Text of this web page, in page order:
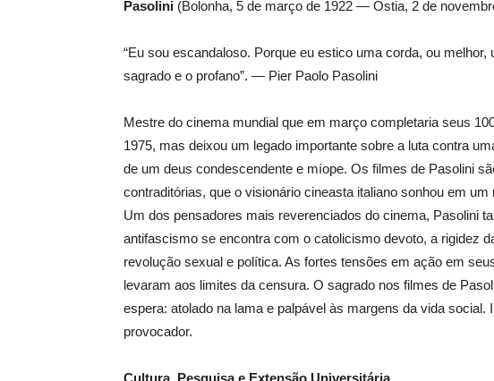
Pasolini (Bolonha, 5 de março de 1922 — Óstia, 2 de
“Eu sou escandaloso. Porque eu estico uma corda, ou
sagrado e o profano”. — Pier Paolo Pasolini
Mestre do cinema mundial que em março completaria seus
1975, mas deixou um legado importante sobre a luta contra
de um deus condescendente e míope. Os filmes de Pasolini
contraditórias, que o visionário cineasta italiano sonhou em
Um dos pensadores mais reverenciados do cinema, Pasolini
antifascismo se encontra com o catolicismo devoto, a rigidez
revolução sexual e política. As fortes tensões em ação em
levaram aos limites da censura. O sagrado nos filmes de
espera: atolado na lama e palpável às margens da vida social.
provocador.